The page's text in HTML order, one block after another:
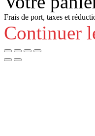
Frais de port, taxes et
Continuer